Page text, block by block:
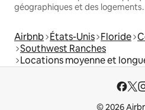
géographiques et des logements.
Airbnb États-Unis Floride
Southwest Ranches
Locations moyenne et
© 2026